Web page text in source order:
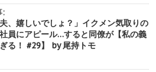
:
夫、嬉しいでしょ？」イクメン気取りの
員にアピール…すると同僚が【私の義
る！ #29】 by 尾持トモ